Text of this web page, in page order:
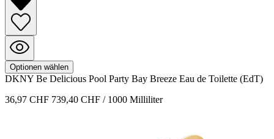
Optionen wählen
DKNY Be Delicious Pool Party Bay Breeze Eau de Toilette (EdT)
36,97 CHF 739,40 CHF / 1000 Milliliter